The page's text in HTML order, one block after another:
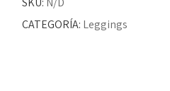
CATEGORÍA: Leggings